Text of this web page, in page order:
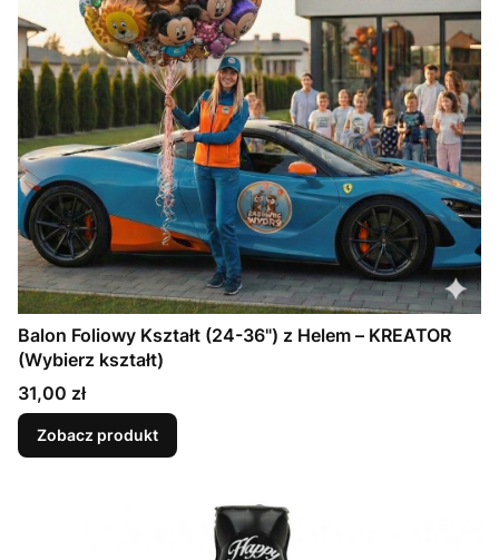
Balon Foliowy Kształt (24-36") z Helem – KREATOR
(Wybierz kształt)
Cena
31,00 zł
Zobacz produkt